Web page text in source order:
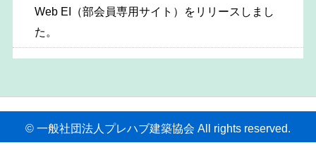
Web EI（部会員専用サイト）をリリースしまし
た。
コンテンツ一覧
© 一般社団法人プレハブ建築協会 All rights reserved.